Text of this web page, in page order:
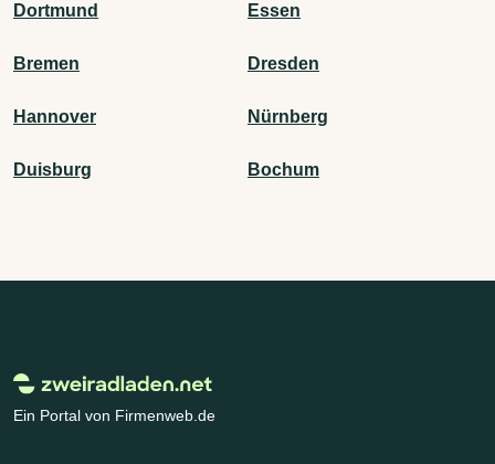
Dortmund Essen
Bremen Dresden
Hannover Nürnberg
Duisburg Bochum
Ein Portal von Firmenweb.de